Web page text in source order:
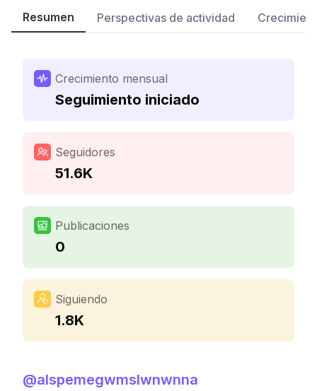
Resumen Perspectivas de actividad
Crecimiento mensual
Seguimiento iniciado
Seguidores
51.6K
Publicaciones
0
Siguiendo
1.8K
@alspemegwmslwnwnna